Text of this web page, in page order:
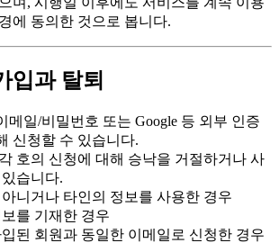
에 동의한 것으로 봅니다.
입과 탈퇴
메일/비밀번호 또는 Google 등 외부 인증
신청할 수 있습니다.
호의 신청에 대해 승낙을 거절하거나 사
습니다.
니거나 타인의 정보를 사용한 경우
를 기재한 경우
된 회원과 동일한 이메일로 신청한 경우